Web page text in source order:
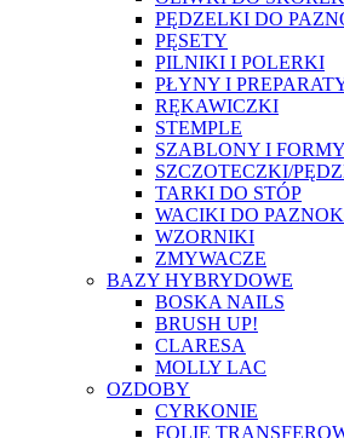
PĘDZELKI DO
PĘSETY
PILNIKI I POLERKI
PŁYNY I
RĘKAWICZKI
STEMPLE
SZABLONY I FORMY
SZCZOTECZKI/
TARKI DO STÓP
WACIKI DO
WZORNIKI
ZMYWACZE
BAZY HYBRYDOWE
BOSKA NAILS
BRUSH UP!
CLARESA
MOLLY LAC
OZDOBY
CYRKONIE
FOLIE